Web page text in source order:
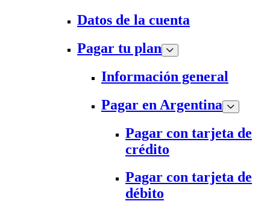
Datos de la cuenta
Pagar tu plan
Información general
Pagar en Argentina
Pagar con tarjeta de
crédito
Pagar con tarjeta de
débito